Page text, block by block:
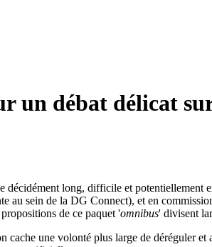
un débat délicat
décidément long, difficile et potentiellement
sein de la DG Connect), et en
de ce paquet 'omnibus' divisent
une volonté plus large de déréguler